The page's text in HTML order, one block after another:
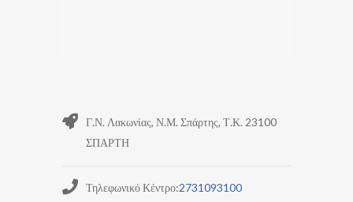
Γ.Ν. Λακωνίας, Ν.Μ. Σπάρτης, Τ.Κ. 23100
ΣΠΑΡΤΗ
Τηλεφωνικό Κέντρο:2731093100